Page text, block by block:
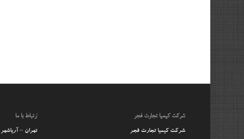
شرکت کیمیا تجارت فجر
شرکت کیمیا تجارت فجر
ارتباط با ما
تهران – آریاشهر